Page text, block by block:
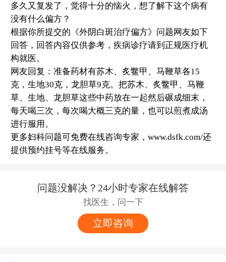
多久又复发了，觉得十分的恼火，想了解下这个病有
没有什么偏方？
根据你所提交的《外阴白斑治疗偏方》问题网友如下
回答，回答内容仅供参考，疾病诊疗请到正规医疗机
构就医。
网友回复：准备药材有苏木、炙鳖甲、马鞭草各15
克，生地30克，龙胆草9克。把苏木、炙鳖甲、马鞭
草、生地、龙胆草这些中药放在一起然后碾成细末，
每天喝三次，每次喝大概三克的量，也可以煎煮成汤
进行服用。
更多妇科问题可免费在线咨询专家，www.dsfk.com/还
提供预约挂号等在线服务。
问题没解决？24小时专家在线解答
找医生，问一下
立即咨询